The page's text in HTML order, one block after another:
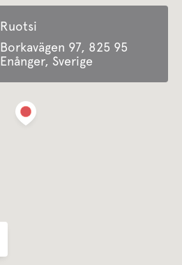
Ruotsi
Borkavägen 97, 825 95
Enånger, Sverige